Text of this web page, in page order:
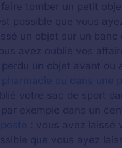
tomber un petit
possible que vous
un objet sur un
avez oublié vos
un objet avant ou
ou dans une
votre sac de sport
exemple dans un
: vous avez laissé
que vous ayez